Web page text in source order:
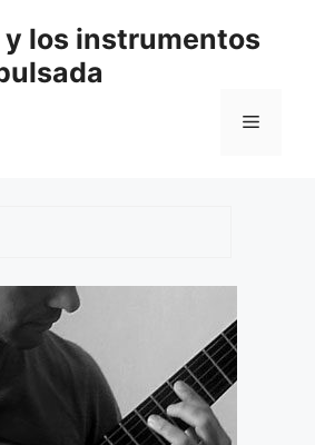
los instrumentos
Menú